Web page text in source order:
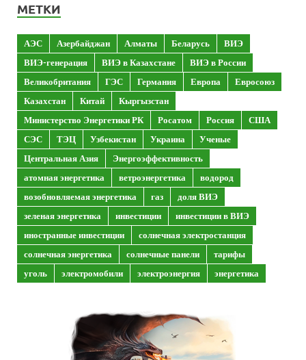
МЕТКИ
АЭС Азербайджан Алматы Беларусь
ВИЭ
ВИЭ-генерация
ВИЭ в Казахстане
ВИЭ в России
Великобритания
ГЭС Германия Европа
Евросоюз
Казахстан
Китай
Кыргызстан
Министерство Энергетики РК
Росатом Россия
США
СЭС
ТЭЦ Узбекистан Украина
Ученые
Центральная Азия
Энергоэффективность
атомная энергетика
ветроэнергетика
водород
возобновляемая энергетика
газ
доля ВИЭ
зеленая энергетика
инвестиции
инвестиции в ВИЭ
иностранные инвестиции
солнечная электростанция
солнечная энергетика
солнечные панели
тарифы
уголь
электромобили электроэнергия энергетика